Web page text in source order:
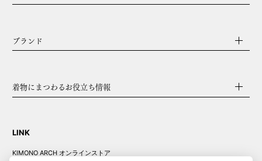
ブランド
着物にまつわるお役立ち情報
LINK
KIMONO ARCH オンラインストア